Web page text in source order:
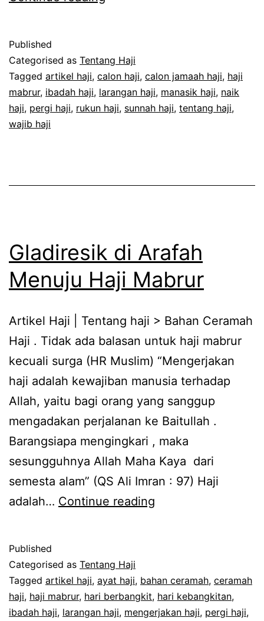
Tersulit
dan
Paling
Banyak
Published
Categorised as Tentang Haji
Tagged artikel haji, calon haji, calon jamaah haji, haji
mabrur, ibadah haji, larangan haji, manasik haji, naik
haji, pergi haji, rukun haji, sunnah haji, tentang haji,
wajib haji
Gladiresik di Arafah
Menuju Haji Mabrur
Artikel Haji | Tentang haji > Bahan Ceramah
Haji . Tidak ada balasan untuk haji mabrur
kecuali surga (HR Muslim) “Mengerjakan
haji adalah kewajiban manusia terhadap
Allah, yaitu bagi orang yang sanggup
mengadakan perjalanan ke Baitullah .
Barangsiapa mengingkari , maka
sesungguhnya Allah Maha Kaya dari
semesta alam” (QS Ali Imran : 97) Haji
adalah… Continue reading
Haji
Mabrur
Published
Categorised as Tentang Haji
Tagged artikel haji, ayat haji, bahan ceramah, ceramah
haji, haji mabrur, hari berbangkit, hari kebangkitan,
ibadah haji, larangan haji, mengerjakan haji, pergi haji,